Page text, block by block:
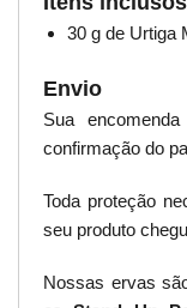
30 g de Urtiga
Envio
Sua
confirmação do
Toda proteção
seu produto
Nossas ervas